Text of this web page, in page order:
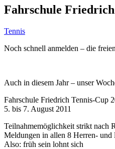
Fahrschule Friedrich
Tennis
Noch schnell anmelden – die
Auch in diesem Jahr – unser
Fahrschule Friedrich Tennis-Cup
5. bis 7. August 2011
Teilnahmemöglichkeit strikt nach
Meldungen in allen 8 Herren-
Also: früh sein lohnt sich